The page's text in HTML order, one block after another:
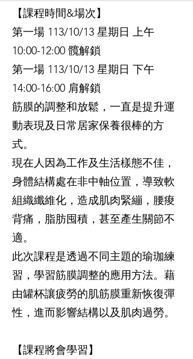
【課程時間&場次】
第一場 113/10/13 星期日 上午
10:00-12:00 髖解鎖
第一場 113/10/13 星期日 下午
14:00-16:00 肩解鎖
筋膜的調整和放鬆，一直是提升運
動表現及日常居家保養很棒的方
式。
現在人因為工作及生活樣態不佳，
身體結構處在非中軸位置，導致軟
組織纖維化，造成肌肉緊繃，腰痠
背痛，脂肪囤積，甚至產生關節不
適。
此次課程是透過不同主題的瑜珈練
習，學習筋膜調整的應用方法。藉
由罐杯讓疲勞的肌筋膜重新恢復彈
性，進而影響結構以及肌肉過勞。
【課程將會學習】